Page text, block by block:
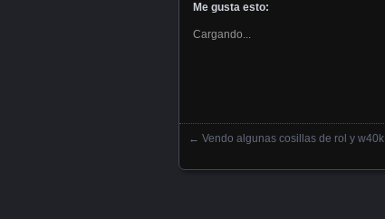
Me gusta esto:
Cargando...
← Vendo algunas cosillas de rol y w40k